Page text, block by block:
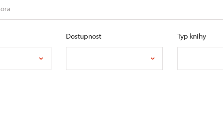
Dostupnost Typ knihy